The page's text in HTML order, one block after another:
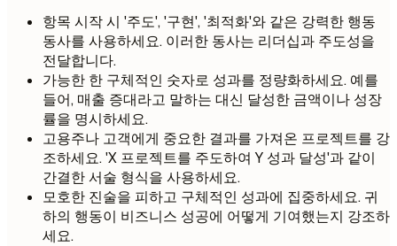
항목 시작 시 '주도', '구현', '최적화'와 같은 강력한 행동
동사를 사용하세요. 이러한 동사는 리더십과 주도성을
전달합니다.
가능한 한 구체적인 숫자로 성과를 정량화하세요. 예를
들어, 매출 증대라고 말하는 대신 달성한 금액이나 성장
률을 명시하세요.
고용주나 고객에게 중요한 결과를 가져온 프로젝트를 강
조하세요. 'X 프로젝트를 주도하여 Y 성과 달성'과 같이
간결한 서술 형식을 사용하세요.
모호한 진술을 피하고 구체적인 성과에 집중하세요. 귀
하의 행동이 비즈니스 성공에 어떻게 기여했는지 강조하
세요.